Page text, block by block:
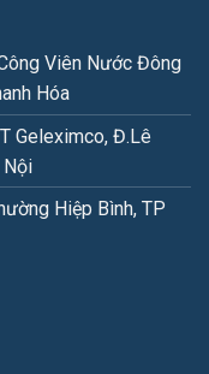
Viên Nước Đông
Hóa
Geleximco, Đ.Lê
Nội
Hiệp Bình, TP